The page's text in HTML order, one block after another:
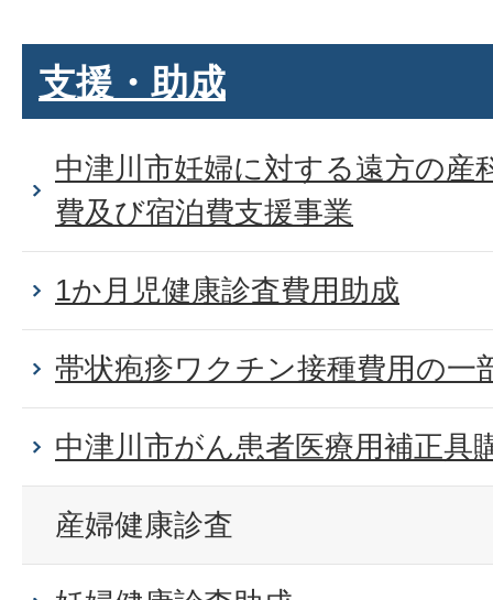
支援・助成
中津川市妊婦に対する遠方の産
費及び宿泊費支援事業
1か月児健康診査費用助成
帯状疱疹ワクチン接種費用の一
中津川市がん患者医療用補正具
産婦健康診査